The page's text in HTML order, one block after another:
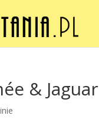
& Jaguar